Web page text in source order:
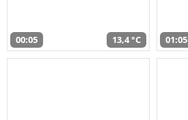
00:05 13,4 °C 01:05